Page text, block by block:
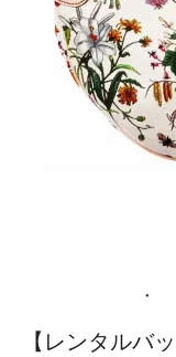
【レンタルバ